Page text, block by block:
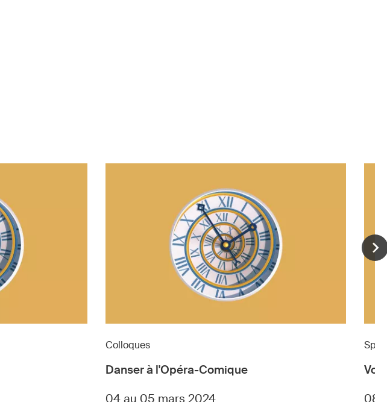
Colloques
Danser à l'Opéra-Comique
04 au 05 mars 2024
08